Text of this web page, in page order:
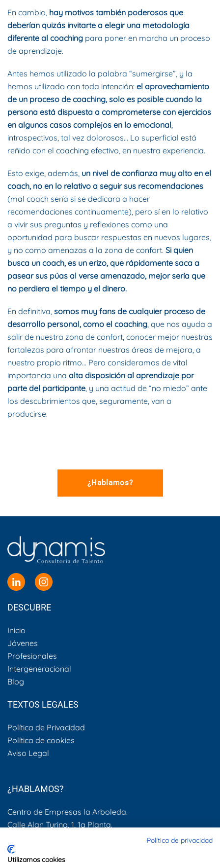
En cambio, hay motivos también poderosos que
deberían quizás invitarte a elegir una metodología
diferente al coaching para poner en marcha un proceso
de aprendizaje.
Antes hemos utilizado la palabra “sumergirse”, y la
hemos utilizado con toda intención: el aprovechamiento
de un proceso de coaching, solo es posible cuando la
persona está dispuesta a comprometerse con ejercicios
en algunos casos complejos en lo emocional
introspectivos, tal vez dolorosos… Lo superficial está
reñido con el coaching efectivo, en nuestra experiencia.
Esto exige, además, un nivel de confianza muy alto en el
coach, no en lo relativo a seguir sus recomendaciones
(mal coach sería si se dedicara a hacer
recomendaciones continuamente), pero sí en lo relativo
a vivir sus preguntas y reflexiones como una
oportunidad para buscar respuestas en nuevos lugares,
y no como amenazas a la zona de confort. Si quien
busca un coach, es un erizo, que rápidamente saca a
pasear sus púas al verse amenazado, mejor sería que
no perdiera el tiempo y el dinero.
En definitiva, somos muy fans de cualquier proceso de
desarrollo personal, como el coaching , que nos ayuda a
salir de nuestra zona de confort, conocer mejor nuestras
fortalezas para afrontar nuestras áreas de mejora, a
nuestro propio ritmo… Pero consideramos de vital
importancia una alta disposición al aprendizaje por
parte del participante , y una actitud de “no miedo” ante
los descubrimientos que, seguramente, van a
producirse.
¿Hablamos?
DESCUBRE
Inicio
Jóvenes
Profesionales
Intergeneracional
Blog
TEXTOS LEGALES
Política de Privacidad
Política de cookies
Aviso Legal
¿HABLAMOS?
Centro de Empresas la Arboleda.
Calle Alan Turing, 1, 1a Planta.
600 505 083
Política de privacidad
Utilizamos cookies